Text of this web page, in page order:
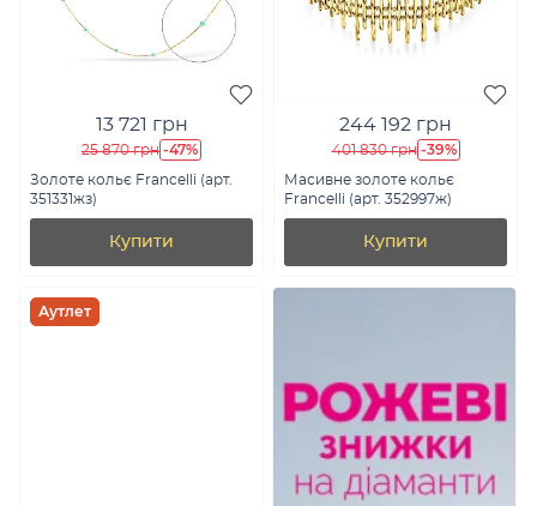
13 721 грн
25 870 грн -47%
Золоте кольє Francelli (арт.
351331жз)
Купити
244 192 грн
401 830 грн -39%
Масивне золоте кольє
Francelli (арт. 352997ж)
Купити
Аутлет